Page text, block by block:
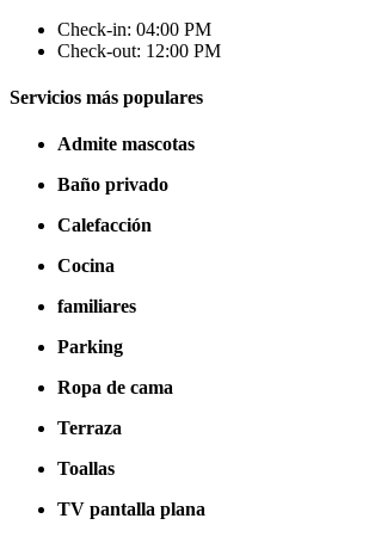
Check-in: 04:00 PM
Check-out: 12:00 PM
Servicios más populares
Admite mascotas
Baño privado
Calefacción
Cocina
familiares
Parking
Ropa de cama
Terraza
Toallas
TV pantalla plana